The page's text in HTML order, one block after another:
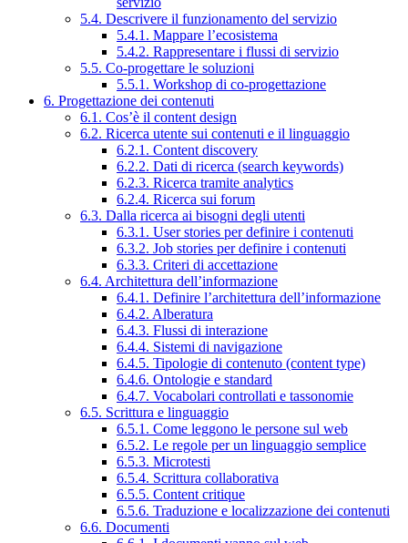
5.4. Descrivere il funzionamento del servizio
5.4.1. Mappare l’ecosistema
5.4.2. Rappresentare i flussi di servizio
5.5. Co-progettare le soluzioni
5.5.1. Workshop di co-progettazione
6. Progettazione dei contenuti
6.1. Cos’è il content design
6.2. Ricerca utente sui contenuti e il linguaggio
6.2.1. Content discovery
6.2.2. Dati di ricerca (search keywords)
6.2.3. Ricerca tramite analytics
6.2.4. Ricerca sui forum
6.3. Dalla ricerca ai bisogni degli utenti
6.3.1. User stories per definire i contenuti
6.3.2. Job stories per definire i contenuti
6.3.3. Criteri di accettazione
6.4. Architettura dell’informazione
6.4.1. Definire l’architettura dell’informazione
6.4.2. Alberatura
6.4.3. Flussi di interazione
6.4.4. Sistemi di navigazione
6.4.5. Tipologie di contenuto (content type)
6.4.6. Ontologie e standard
6.4.7. Vocabolari controllati e tassonomie
6.5. Scrittura e linguaggio
6.5.1. Come leggono le persone sul web
6.5.2. Le regole per un linguaggio semplice
6.5.3. Microtesti
6.5.4. Scrittura collaborativa
6.5.5. Content critique
6.5.6. Traduzione e localizzazione dei contenuti
6.6. Documenti